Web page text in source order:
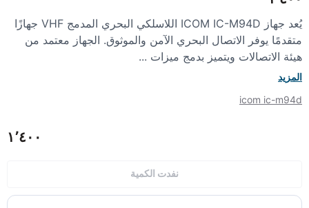
منتجات شركة فاس FAS
الأجهزة مضادة الانفجار (ATEX)
يُعد جهاز ICOM IC-M94D اللاسلكي البحري المدمج VHF جهازًا
متقدمًا يوفر الاتصال البحري الآمن والموثوق. الجهاز معتمد من
هيئة الاتصالات ويتميز بدمج ميزات ...
المزيد
icom ic-m94d
١٬٤٠٠
نفدت الكمية